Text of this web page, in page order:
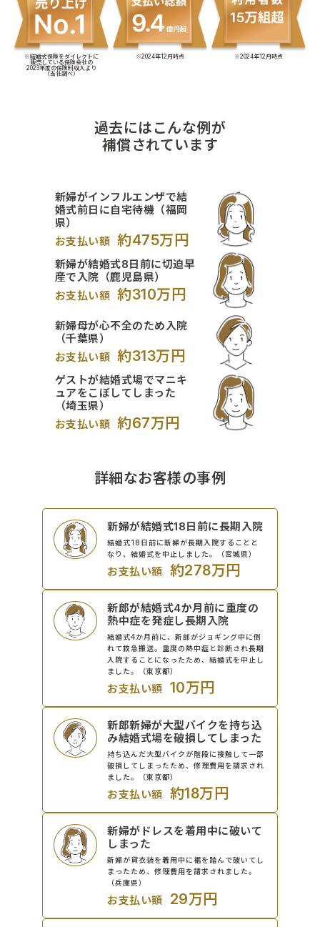
※結婚式保険をダイレクトに
販売している保険会社の
2023年度の保険料収入より
（当社調べ）
※2024年12月時点 ※2024年12月時点
過去にはこんな例が
補償されています
新婦がインフルエンザで結
婚式前日に自宅待機（福岡
県）
お支払い額 約475万円
新婦が結婚式8日前に切迫早
産で入院（鹿児島県）
お支払い額 約310万円
新婦母が心不全のため入院
（千葉県）
お支払い額 約313万円
ゲストが結婚式場でマニキ
ュアをこぼしてしまった
（埼玉県）
お支払い額 約67万円
詳細なお客様の事例
新婦が結婚式18日前に長期入院
結婚式18日前に新婦が長期入院することと
なり、結婚式を中止しました。（宮城県）
お支払い額 約278万円
新郎が結婚式4か月前に重度の
熱中症を発症し長期入院
結婚式4か月前に、新郎がジョギング中に倒
れて救急搬送。重度の熱中症と診断され長期
入院することになったため、結婚式を中止し
ました。（東京都）
お支払い額 10万円
新郎新婦が大型バイクを持ち込
み結婚式場を破損してしまった
持ち込んだ大型バイクが階段に接触して一部
破損してしまったため、修理費用を請求され
ました。（東京都）
お支払い額 約18万円
新婦がドレスを着用中に破いて
しまった
新婦が貸衣装を着用中に裾を踏んで破いてし
まったため、修理費用を請求されました。
（兵庫県）
お支払い額 29万円